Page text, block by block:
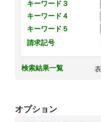
キーワード３
キーワード４
キーワード５
請求記号
検索結果一覧
オプション